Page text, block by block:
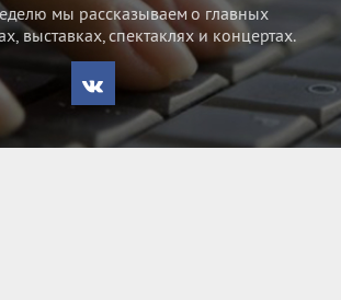
мы рассказываем о главных
выставках, спектаклях и концертах.